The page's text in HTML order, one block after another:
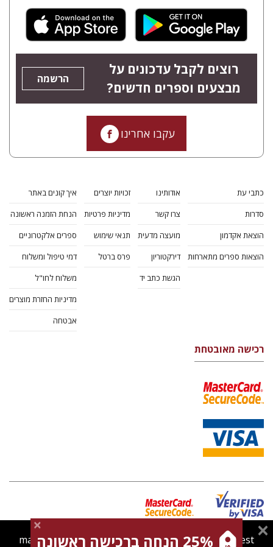
רוצים לקבל עדכונים על
מבצעים וספרים חדשים?
הרשמה
עקבו אחרינו
כתבי עת
סדרות
הוצאת אקדמון
הוצאות ספרים מתארחות
אודותינו
צרו קשר
מועצה מדעית
דירקטוריון
הגשת כתב יד
זכויות יוצרים
מדיניות פרטיות
תנאי שימוש
פרס ברטל
איך קונים באתר
הנחת הזמנה ראשונה
ספרים אלקטרוניים
דמי טיפול ומשלוח
משלוח לחו"ל
מדיניות החזרת מוצרים
אבטחה
רכישה מאובטחת
magnespress.co.il uses cookies to give you the best
25% הנחה ברכישה ראשונה